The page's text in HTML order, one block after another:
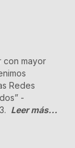
con mayor
Redes
-
Leer más...